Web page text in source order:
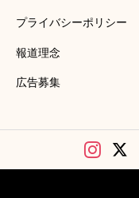
プライバシーポリシー
報道理念
広告募集